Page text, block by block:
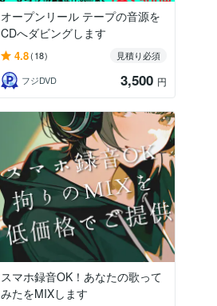
オープンリール テープの音源を
CDへダビングします
4.8(18)
見積り必須
フジDVD
3,500 円
スマホ録音OK！あなたの歌って
みたをMIXします